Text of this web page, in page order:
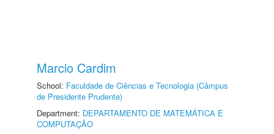
Marcio Cardim
School: Faculdade de Ciências e Tecnologia (Câmpus
de Presidente Prudente)
Department: DEPARTAMENTO DE MATEMÁTICA E
COMPUTAÇÃO